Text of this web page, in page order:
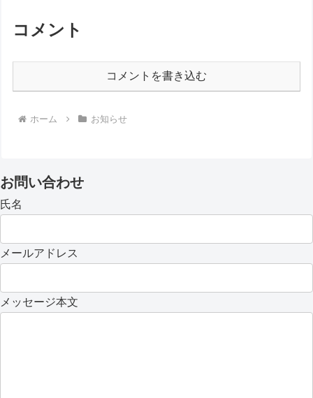
コメント
コメントを書き込む
ホーム お知らせ
お問い合わせ
氏名
メールアドレス
メッセージ本文